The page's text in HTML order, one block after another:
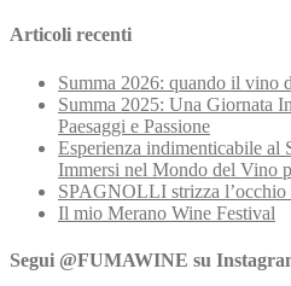
Articoli recenti
Summa 2026: quando il vino
Summa 2025: Una Giornata
Paesaggi e Passione
Esperienza indimenticabile
Immersi nel Mondo del Vino
SPAGNOLLI strizza l’occhio
Il mio Merano Wine Festival
Segui @FUMAWINE su